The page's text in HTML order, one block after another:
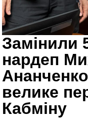
Замінили
нардеп
велике
Кабміну